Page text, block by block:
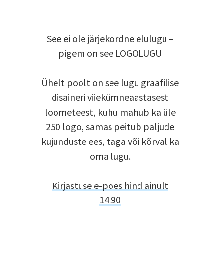
See ei ole järjekordne elulugu –
pigem on see LOGOLUGU
Ühelt poolt on see lugu graafilise
disaineri viiekümneaastasest
loometeest, kuhu mahub ka üle
250 logo, samas peitub paljude
kujunduste ees, taga või kõrval ka
oma lugu.
Kirjastuse e-poes hind ainult
14.90